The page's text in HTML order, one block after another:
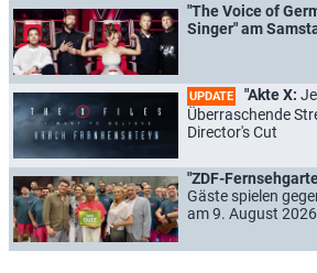
"The Voice of
Singer" am
UPDATE "Akte X:
Überraschende
Director's Cut
"ZDF-
Gäste spielen
am 9. August 2026